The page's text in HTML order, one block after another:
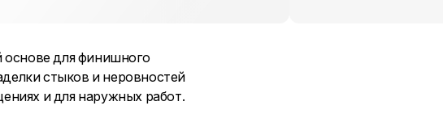
основе для финишного
стыков и неровностей
и для наружных работ.